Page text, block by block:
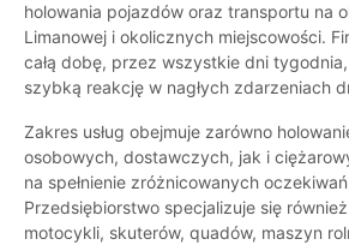
holowania pojazdów oraz transportu na
Limanowej i okolicznych miejscowości.
całą dobę, przez wszystkie dni
szybką reakcję w nagłych zdarzeniach
Zakres usług obejmuje zarówno
osobowych, dostawczych, jak i
na spełnienie zróżnicowanych
Przedsiębiorstwo specjalizuje się
motocykli, skuterów, quadów, maszyn